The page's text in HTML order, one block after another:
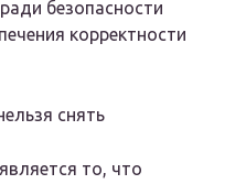
безопасности
корректности
снять
то, что